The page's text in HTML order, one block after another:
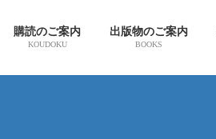
購読のご案内
KOUDOKU
出版物のご案内
BOOKS